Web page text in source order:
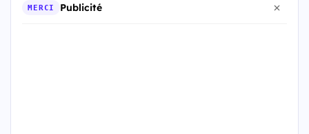
MERCI Publicité